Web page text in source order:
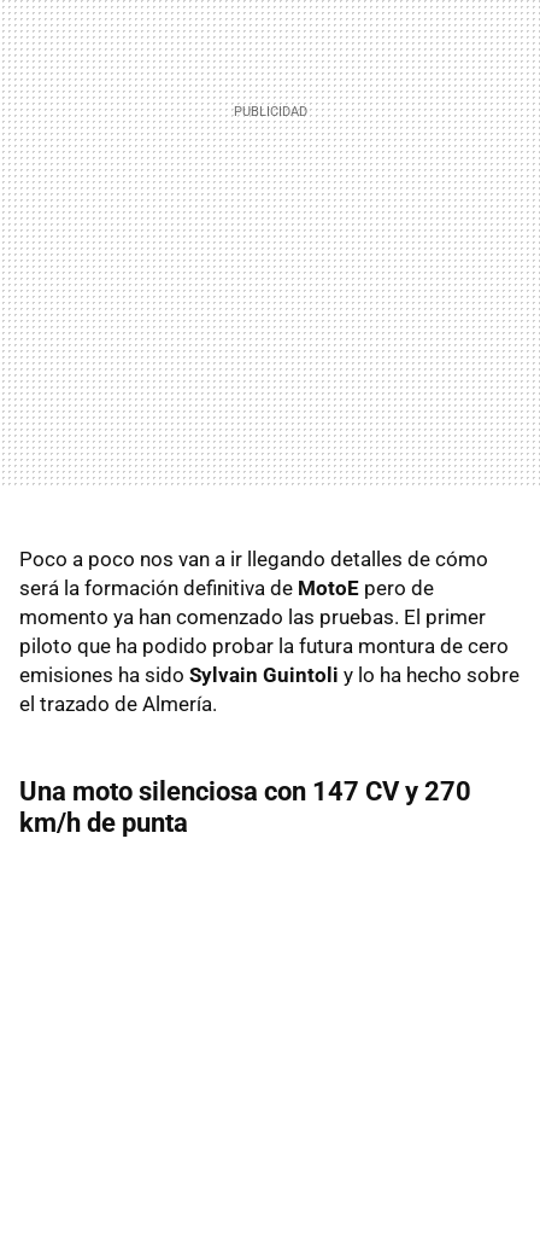
Poco a poco nos van a ir llegando detalles de cómo
será la formación definitiva de MotoE pero de
momento ya han comenzado las pruebas. El primer
piloto que ha podido probar la futura montura de cero
emisiones ha sido Sylvain Guintoli y lo ha hecho sobre
el trazado de Almería.
Una moto silenciosa con 147 CV y 270
km/h de punta